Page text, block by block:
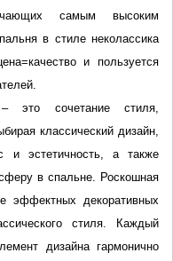
самым высоким
в стиле неколассика
и пользуется
это сочетание стиля,
классический дизайн,
и эстетичность, а также
в спальне. Роскошная
эффектных декоративных
стиля. Каждый
дизайна гармонично